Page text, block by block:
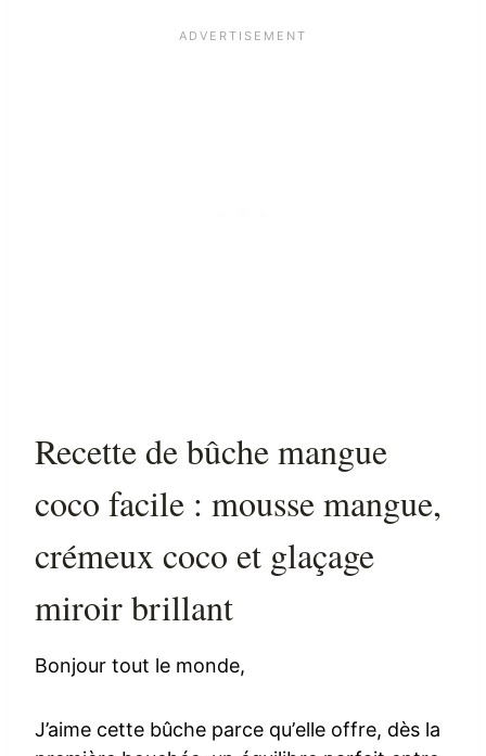
Recette de bûche mangue
coco facile : mousse mangue,
crémeux coco et glaçage
miroir brillant
Bonjour tout le monde,
J’aime cette bûche parce qu’elle offre, dès la